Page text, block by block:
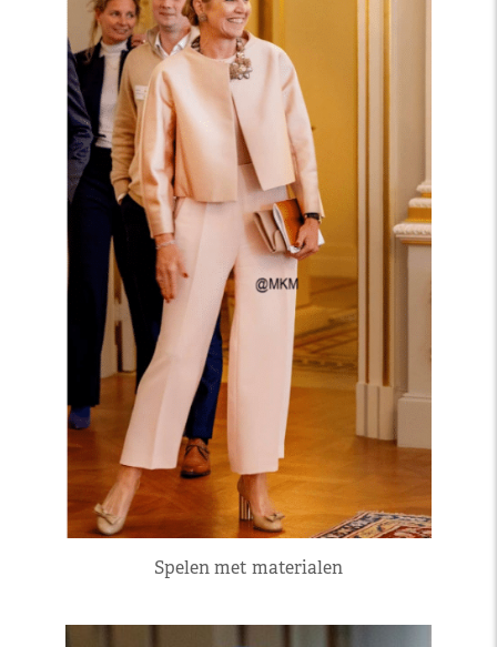
Spelen met materialen